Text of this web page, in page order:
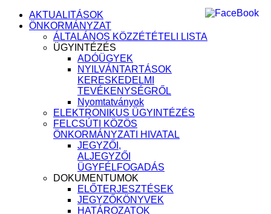
AKTUALITÁSOK
ÖNKORMÁNYZAT
ÁLTALÁNOS KÖZZÉTÉTELI LISTA
ÜGYINTÉZÉS
ADÓÜGYEK
NYILVÁNTARTÁSOK
KERESKEDELMI
TEVÉKENYSÉGRŐL
Nyomtatványok
ELEKTRONIKUS ÜGYINTÉZÉS
FELCSÚTI KÖZÖS
ÖNKORMÁNYZATI HIVATAL
JEGYZŐI,
ALJEGYZŐI
ÜGYFÉLFOGADÁS
DOKUMENTUMOK
ELŐTERJESZTÉSEK
JEGYZŐKÖNYVEK
HATÁROZATOK